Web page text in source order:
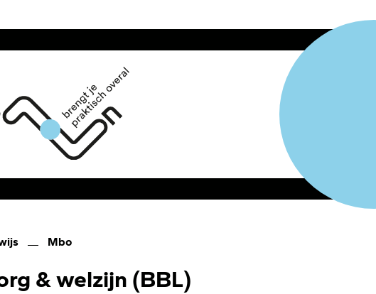
Mbo
& welzijn (BBL)